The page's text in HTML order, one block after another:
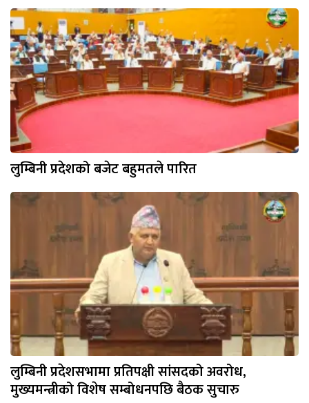
लुम्बिनी प्रदेशको बजेट बहुमतले पारित
लुम्बिनी प्रदेशसभामा प्रतिपक्षी सांसदको अवरोध,
मुख्यमन्त्रीको विशेष सम्बोधनपछि बैठक सुचारु